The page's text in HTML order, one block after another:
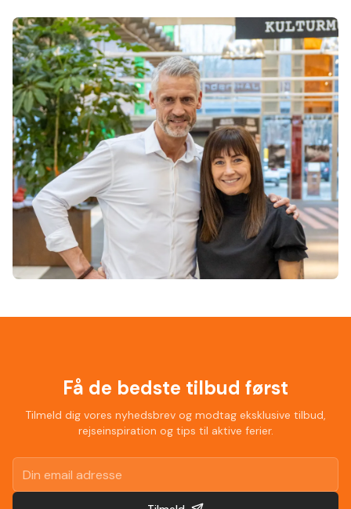
Få de bedste tilbud først
Tilmeld dig vores nyhedsbrev og modtag eksklusive tilbud,
rejseinspiration og tips til aktive ferier.